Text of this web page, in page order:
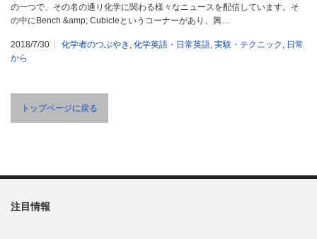
の一つで、その名の通り化学に関わる様々なニュースを配信しています。そ
の中にBench &amp; Cubicleというコーナーがあり、興…
2018/7/30 化学者のつぶやき , 化学英語・日常英語, 実験・テクニック , 日常
から
トップページに戻る
注目情報